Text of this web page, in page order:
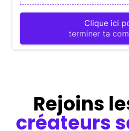
Clique ici
terminer ta
Rejoins
créateurs